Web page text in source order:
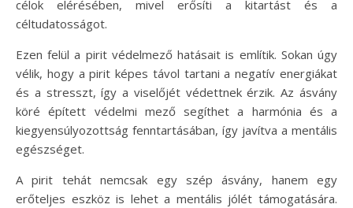
célok elérésében, mivel erősíti a kitartást és a
céltudatosságot.
Ezen felül a pirit védelmező hatásait is említik. Sokan úgy
vélik, hogy a pirit képes távol tartani a negatív energiákat
és a stresszt, így a viselőjét védettnek érzik. Az ásvány
köré épített védelmi mező segíthet a harmónia és a
kiegyensúlyozottság fenntartásában, így javítva a mentális
egészséget.
A pirit tehát nemcsak egy szép ásvány, hanem egy
erőteljes eszköz is lehet a mentális jólét támogatására.